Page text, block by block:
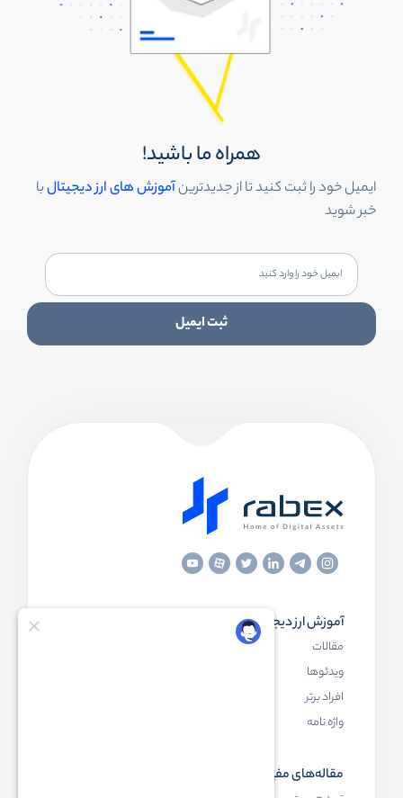
همراه ما باشید!
ایمیل خود را ثبت کنید تا از جدیدترینآموزش های ارز دیجیتالبا
خبر شوید
ثبت ایمیل
آموزش ارز دیجیتال
مقالات
ویدئوها
افراد برتر
واژه نامه
مقاله‌های مفید